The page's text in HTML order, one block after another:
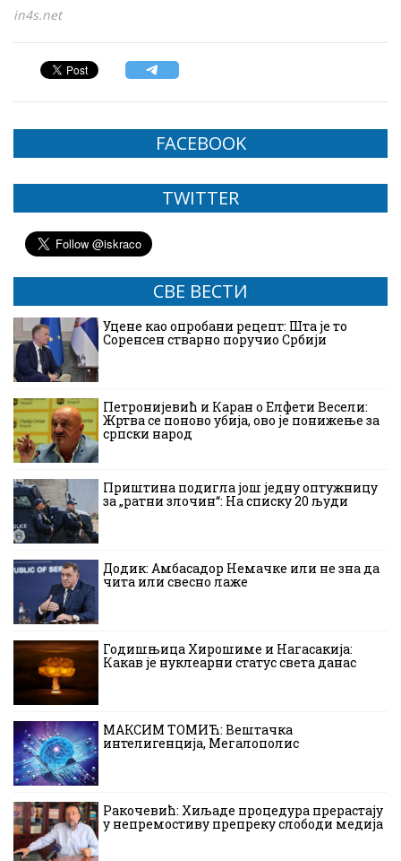
in4s.net
FACEBOOK
TWITTER
СВЕ ВЕСТИ
Уцене као опробани рецепт: Шта је то
Соренсен стварно поручио Србији
Петронијевић и Каран о Елфети Весели:
Жртва се поново убија, ово је понижење за
српски народ
Приштина подигла још једну оптужницу
за „ратни злочин“: На списку 20 људи
Додик: Амбасадор Немачке или не зна да
чита или свесно лаже
Годишњица Хирошиме и Нагасакија:
Какав је нуклеарни статус света данас
МАКСИМ ТОМИЋ: Вештачка
интелигенција, Мегалополис
Ракочевић: Хиљаде процедура прерастају
у непремостиву препреку слободи медија